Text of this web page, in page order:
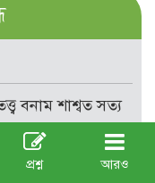
প্রশ্ন আরও
বনাম শাশ্বত সত্য